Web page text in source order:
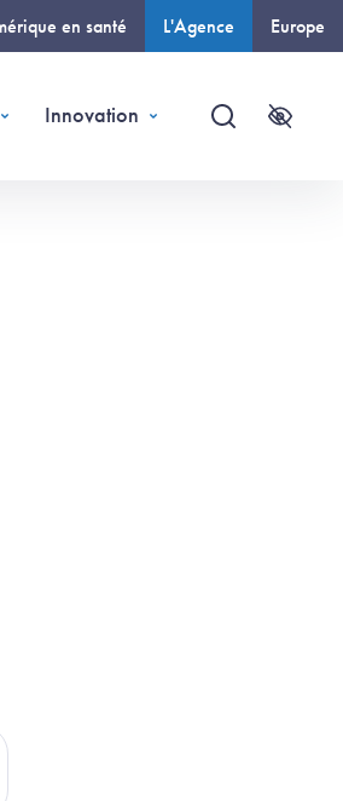
en santé L'Agence Europe
Innovation
Recherche